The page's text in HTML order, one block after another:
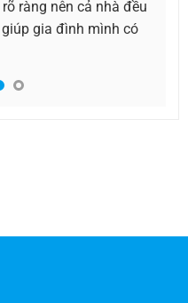
việc rất trách nhiệm, hỗ trợ